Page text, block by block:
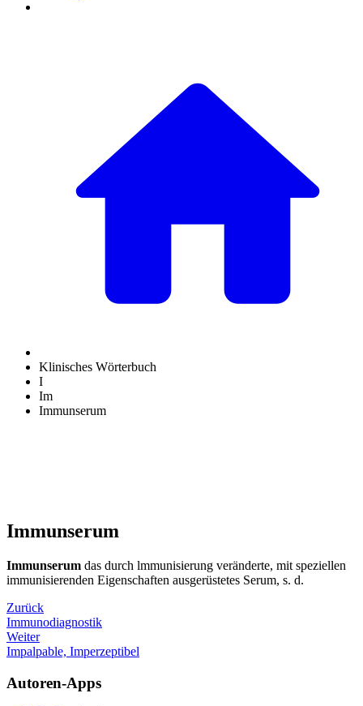
Klinisches Wörterbuch
I
Im
Immunserum
Immunserum
Immunserum das durch lmmunisierung veränderte, mit speziellen
immunisierenden Eigenschaften ausgerüstetes Serum, s. d.
Zurück
Immunodiagnostik
Weiter
Impalpable, Imperzeptibel
Autoren-Apps